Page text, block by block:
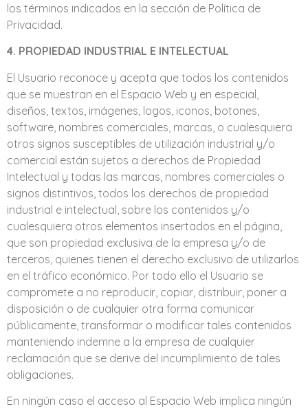
los términos indicados en la sección de Política de
Privacidad.
4. PROPIEDAD INDUSTRIAL E INTELECTUAL
El Usuario reconoce y acepta que todos los contenidos
que se muestran en el Espacio Web y en especial,
diseños, textos, imágenes, logos, iconos, botones,
software, nombres comerciales, marcas, o cualesquiera
otros signos susceptibles de utilización industrial y/o
comercial están sujetos a derechos de Propiedad
Intelectual y todas las marcas, nombres comerciales o
signos distintivos, todos los derechos de propiedad
industrial e intelectual, sobre los contenidos y/o
cualesquiera otros elementos insertados en el página,
que son propiedad exclusiva de la empresa y/o de
terceros, quienes tienen el derecho exclusivo de utilizarlos
en el tráfico económico. Por todo ello el Usuario se
compromete a no reproducir, copiar, distribuir, poner a
disposición o de cualquier otra forma comunicar
públicamente, transformar o modificar tales contenidos
manteniendo indemne a la empresa de cualquier
reclamación que se derive del incumplimiento de tales
obligaciones.
En ningún caso el acceso al Espacio Web implica ningún